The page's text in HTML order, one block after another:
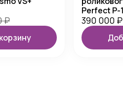
₽
Perfect P-
390 000 ₽